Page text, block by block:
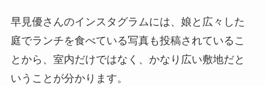
早見優さんのインスタグラムには、娘と広々した
庭でランチを食べている写真も投稿されているこ
とから、室内だけではなく、かなり広い敷地だと
いうことが分かります。